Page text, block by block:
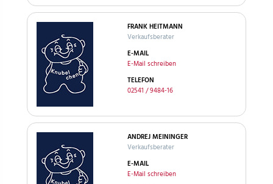
FRANK HEITMANN
Verkaufsberater
E-MAIL
E-Mail schreiben
TELEFON
02541 / 9484-16
ANDREJ MEININGER
Verkaufsberater
E-MAIL
E-Mail schreiben